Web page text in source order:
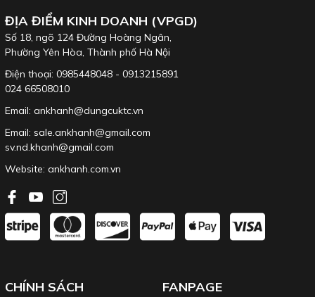
ĐỊA ĐIỂM KINH DOANH (VPGD)
Số 18, ngõ 124 Đường Hoàng Ngân,
Phường Yên Hòa, Thành phố Hà Nội
Điện thoại: 0985448048 - 0913215891
024 66508010
Email: ankhanh@dungcuktc.vn
Email: sale.ankhanh@gmail.com
sv.nd.khanh@gmail.com
Website: ankhanh.com.vn
CHÍNH SÁCH FANPAGE